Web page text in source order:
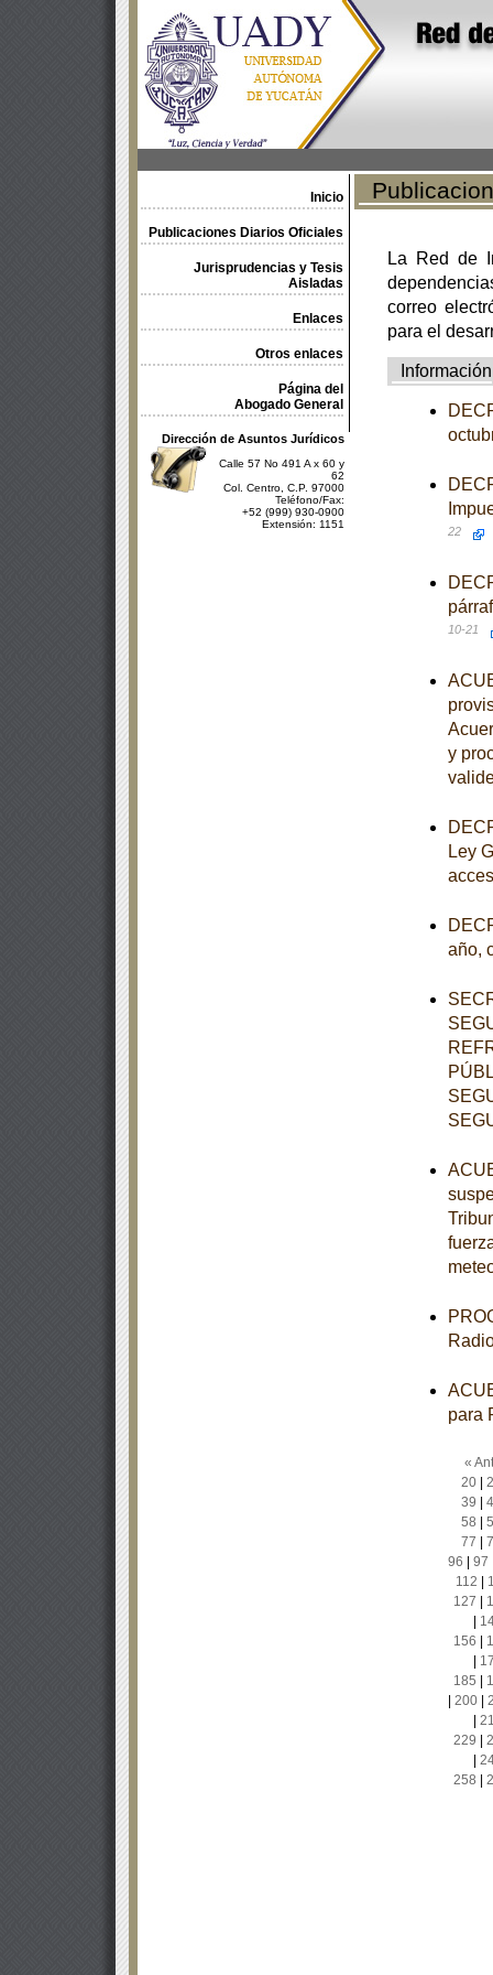
Inicio
Publicaciones Diarios Oficiales
Jurisprudencias y Tesis
Aisladas
Enlaces
Otros enlaces
Página del
Abogado General
Dirección de Asuntos Jurídicos
Calle 57 No 491 A x 60 y
62
Col. Centro, C.P. 97000
Teléfono/Fax:
+52 (999) 930-0900
Extensión: 1151
La Red de
correo
para el
Información
22
10-21
y
Ley
año,
para
«
20|
39
58
77
96
97
112
127
156
185
200|
229
258